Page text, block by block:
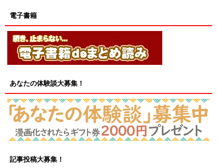
電子書籍
あなたの体験談大募集！
記事投稿大募集！